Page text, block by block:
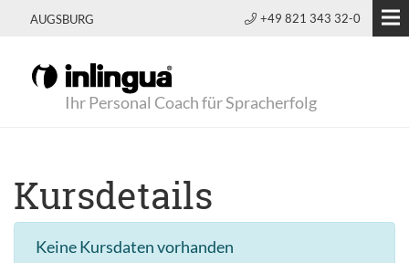
AUGSBURG +49 821 343 32-0
Ihr Personal Coach für Spracherfolg
Kursdetails
Keine Kursdaten vorhanden